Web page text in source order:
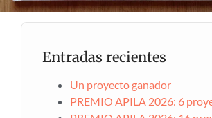
Entradas recientes
Un proyecto ganador
PREMIO APILA 2026: 6